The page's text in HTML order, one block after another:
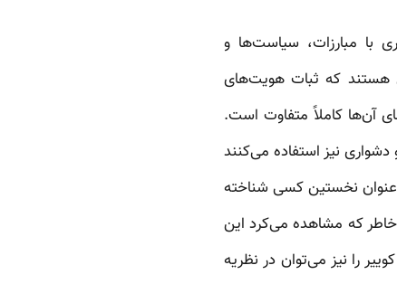
با مبارزات، سیاست‌ها و
هستند که ثبات هویت‌های
آن‌ها کاملاً متفاوت است.
نیز استفاده می‌کنند
عنوان نخستین کسی شناخته
به این خاطر که مشاهده می‌کرد این
را نیز می‌توان در نظریه